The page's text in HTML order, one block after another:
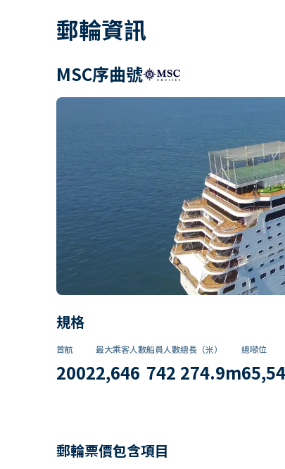
郵輪資訊
MSC序曲號
規格
首航
2002
最大乘客人數
2,646
船員人數
742
總長（米）
274.9m
總噸位
郵輪票價包含項目